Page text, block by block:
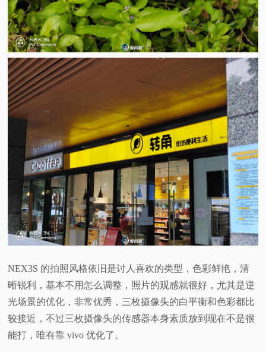
NEX3S 的拍照风格依旧是讨人喜欢的类型，色彩鲜艳，清
晰锐利，基本不用怎么调整，照片的观感就很好，尤其是逆
光场景的优化，非常优秀，三枚摄像头的白平衡和色彩都比
较接近，不过三枚摄像头的传感器本身素质放到现在不是很
能打，唯有靠 vivo 优化了。